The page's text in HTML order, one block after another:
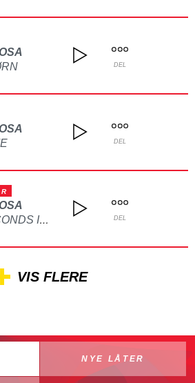
DEL
DEL
NINE SECONDS IN SHIRAKAWA DEL
VIS FLERE
NYE LÅTER